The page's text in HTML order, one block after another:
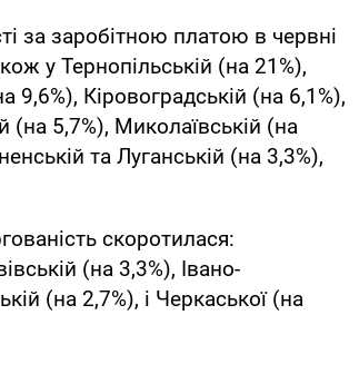
за заробітною платою в червні
у Тернопільській (на 21%),
9,6%), Кіровоградській (на 6,1%),
(на 5,7%), Миколаївській (на
та Луганській (на 3,3%),
скоротилася:
(на 3,3%), Івано-
(на 2,7%), і Черкаської (на